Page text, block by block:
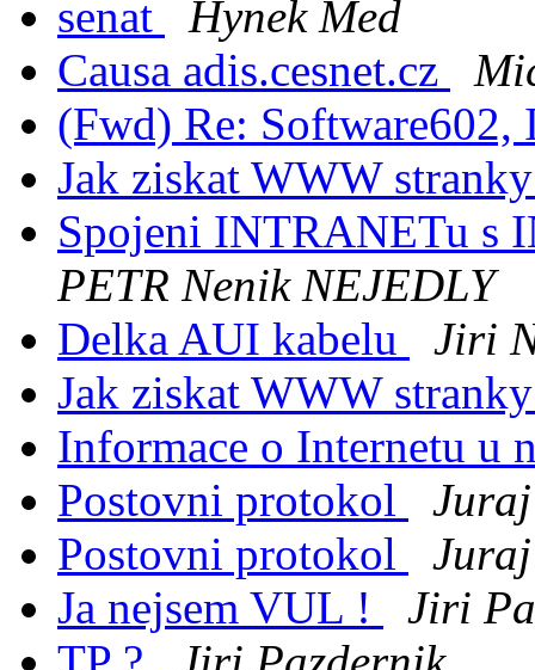
senat
Hynek Med
Causa adis.cesnet.cz
(Fwd) Re:
Jak ziskat WWW
Spojeni INTRANETu s
PETR Nenik NEJEDLY
Delka AUI kabelu
Jiri
Jak ziskat WWW
Informace o Internetu u
Postovni protokol
Postovni protokol
Ja nejsem VUL !
Jiri